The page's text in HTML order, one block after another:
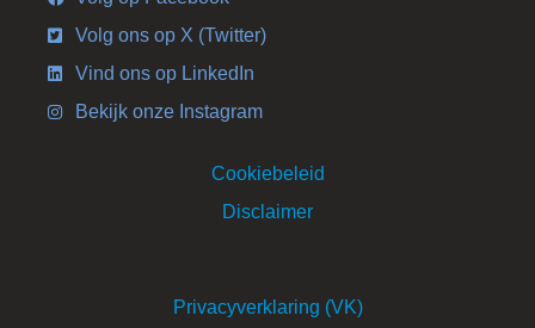
Volg ons op X (Twitter)
Vind ons op LinkedIn
Bekijk onze Instagram
Cookiebeleid
Disclaimer
Privacyverklaring (VK)